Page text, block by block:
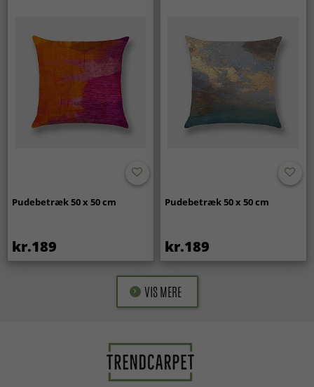
Pudebetræk 50 x 50 cm
kr.189
Pudebetræk 50 x 50 cm
kr.189
VIS MERE